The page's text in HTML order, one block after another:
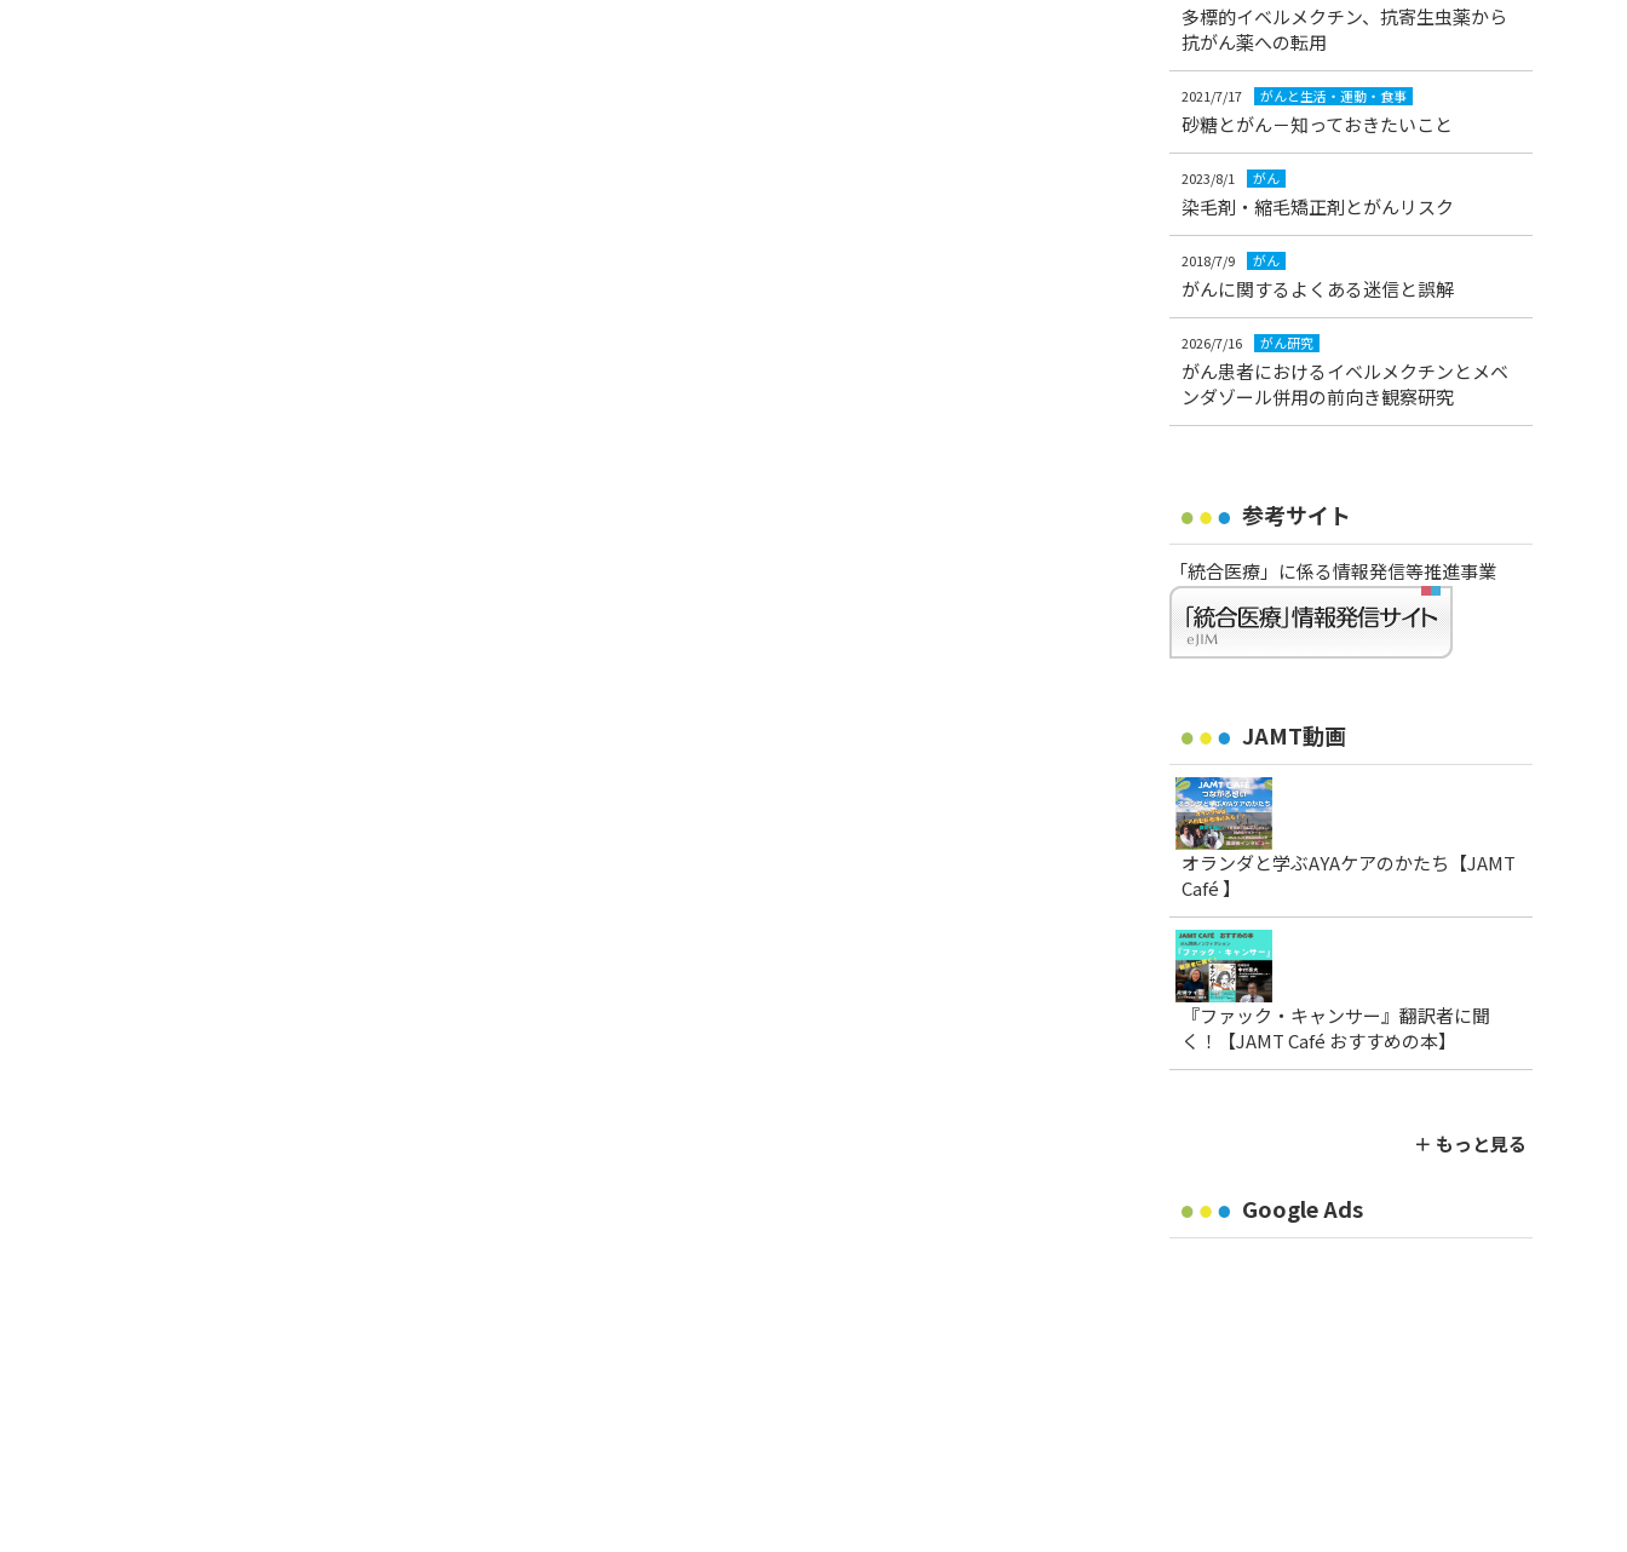
多標的イベルメクチン、抗寄生虫薬から
抗がん薬への転用
2021/7/17 がんと生活・運動・食事
砂糖とがん－知っておきたいこと
2023/8/1 がん
染毛剤・縮毛矯正剤とがんリスク
2018/7/9 がん
がんに関するよくある迷信と誤解
2026/7/16 がん研究
がん患者におけるイベルメクチンとメベ
ンダゾール併用の前向き観察研究
参考サイト
「統合医療」に係る情報発信等推進事業
JAMT動画
オランダと学ぶAYAケアのかたち【JAMT
Café 】
『ファック・キャンサー』翻訳者に聞
く！【JAMT Café おすすめの本】
＋ もっと見る
Google Ads